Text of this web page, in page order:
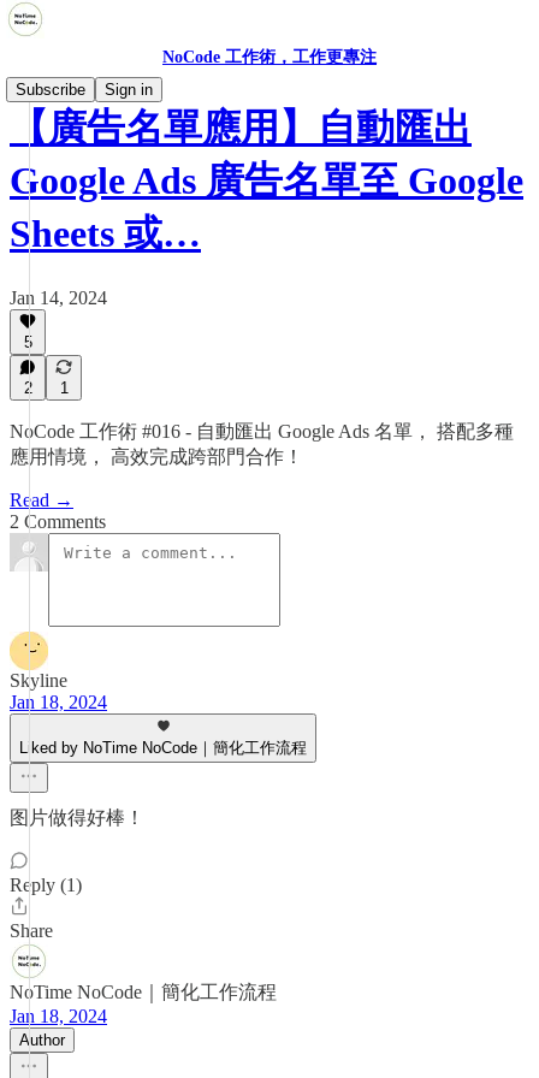
NoCode 工作術，工作更專注
Subscribe
Sign in
【廣告名單應用】自動匯出
Google Ads 廣告名單至 Google
Sheets 或…
Jan 14, 2024
5
2 1
NoCode 工作術 #016 - 自動匯出 Google Ads 名單， 搭配多種
應用情境， 高效完成跨部門合作！
Read →
2 Comments
Skyline
Jan 18, 2024
Liked by NoTime NoCode｜簡化工作流程
图片做得好棒！
Reply (1)
Share
NoTime NoCode｜簡化工作流程
Jan 18, 2024
Author